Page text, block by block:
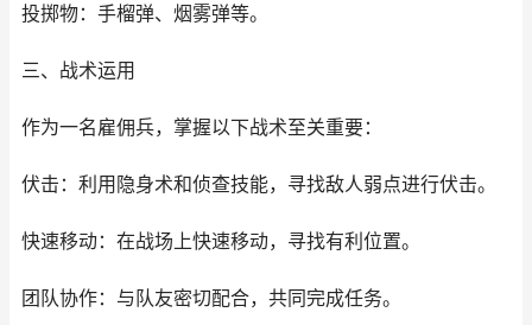
投掷物：手榴弹、烟雾弹等。
三、战术运用
作为一名雇佣兵，掌握以下战术至关重要：
伏击：利用隐身术和侦查技能，寻找敌人弱点进行伏击。
快速移动：在战场上快速移动，寻找有利位置。
团队协作：与队友密切配合，共同完成任务。